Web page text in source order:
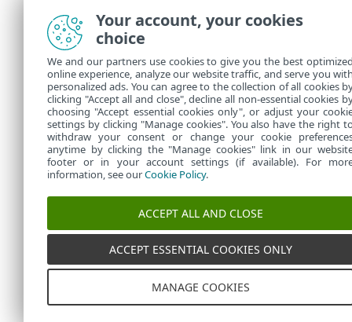
Your account, your cookies
choice
We and our partners use cookies to give you the best
online experience, analyze our website traffic, and serve you
personalized ads. You can agree to the collection of all cookies
clicking "Accept all and close", decline all non-essential cookies
choosing "Accept essential cookies only", or adjust your
settings by clicking "Manage cookies". You also have the right
withdraw your consent or change your cookie
anytime by clicking the "Manage cookies" link in our
footer or in your account settings (if available). For
information, see ourCookie Policy.
ACCEPT ALL AND CLOSE
ACCEPT ESSENTIAL COOKIES ONLY
MANAGE COOKIES